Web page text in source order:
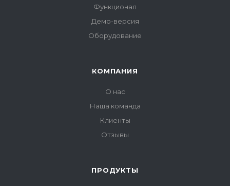
Функционал
Демо-версия
Оборудование
КОМПАНИЯ
О нас
Наша команда
Клиенты
Отзывы
ПРОДУКТЫ